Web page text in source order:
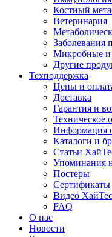
Костный
Ветеринария
Заболевания
Микробные и
Другие
Техподдержка
Цены и
Доставка
Гарантия и
Техническое
Информация
Каталоги и
Статьи
Упоминания
Постеры
Сертификаты
Видео
FAQ
О нас
Новости